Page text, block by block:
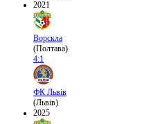
2021
Ворскла
(Полтава)
4:1
ФК Львів
(Львів)
2025